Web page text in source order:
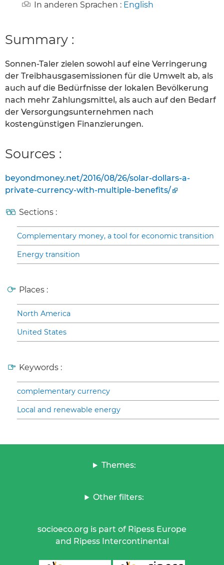
In anderen Sprachen : English
Summary :
Sonnen-Taler zielen sowohl auf eine Verringerung
der Treibhausgasemissionen für die Umwelt ab, als
auch auf die Bedürfnisse der lokalen Bevölkerung
nach mehr Zahlungsmittel, als auch auf den Bedarf
der Versorgungsunternehmen nach
kostengünstigen Finanzierungen.
Sources :
beyondmoney.net/2016/08/26/solar-dollars-a-
private-currency-with-multiple-benefits/
Sections :
Complementary money, a tool for economic transition
Energy transition
Places :
North America
United States
Keywords :
complementary currency
Local and renewable energy
Themes:
Other filters:
socioeco.org is part of Ripess Europe
and Ripess Intercontinental